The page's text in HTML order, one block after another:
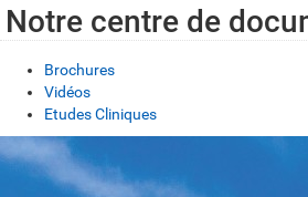
Notre centre de
Brochures
Vidéos
Etudes Cliniques